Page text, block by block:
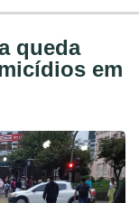
queda
em